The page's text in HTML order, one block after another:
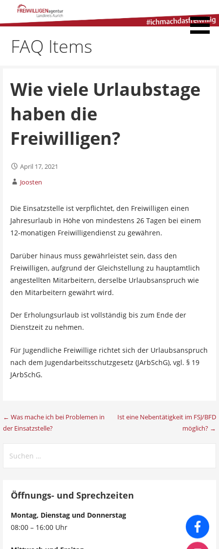
Freiwilligenagentur
Landkreis Aurich
FAQ Items
Wie viele Urlaubstage
haben die
Freiwilligen?
April 17, 2021
Joosten
Die Einsatzstelle ist verpflichtet, den Freiwilligen einen
Jahresurlaub in Höhe von mindestens 26 Tagen bei einem
12-monatigen Freiwilligendienst zu gewähren.
Darüber hinaus muss gewährleistet sein, dass den
Freiwilligen, aufgrund der Gleichstellung zu hauptamtlich
angestellten Mitarbeitern, derselbe Urlaubsanspruch wie
den Mitarbeitern gewährt wird.
Der Erholungsurlaub ist vollständig bis zum Ende der
Dienstzeit zu nehmen.
Für Jugendliche Freiwillige richtet sich der Urlaubsanspruch
nach dem Jugendarbeitsschutzgesetz (JArbSchG), vgl. § 19
JArbSchG.
Beitragsnavigation
← Was mache ich bei Problemen in
der Einsatzstelle?
Ist eine Nebentätigkeit im FSJ/BFD
möglich? →
nach:
Öffnungs- und Sprechzeiten
Montag, Dienstag und Donnerstag
08:00 – 16:00 Uhr